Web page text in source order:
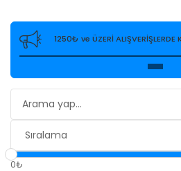
1250₺ ve ÜZERİ ALIŞVERİŞLERDE
0₺